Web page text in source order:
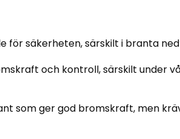
för säkerheten, särskilt i branta
och kontroll, särskilt under
som ger god bromskraft, men